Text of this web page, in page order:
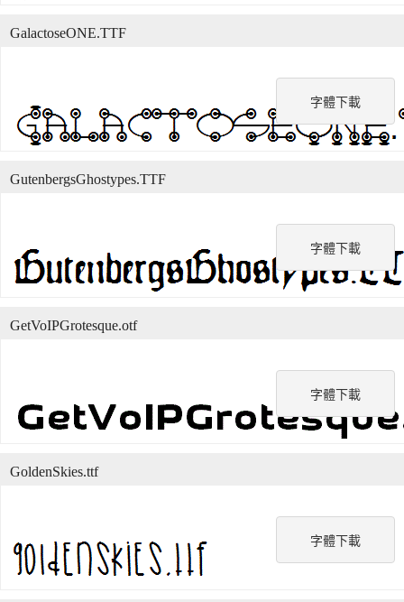
字體下載
GalactoseONE.TTF
字體下載
GutenbergsGhostypes.TTF
字體下載
GetVoIPGrotesque.otf
字體下載
GoldenSkies.ttf